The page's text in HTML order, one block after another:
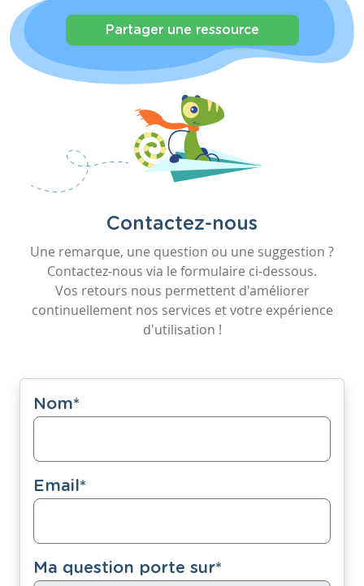
Partager une ressource
Contactez-nous
Une remarque, une question ou une suggestion ?
Contactez-nous via le formulaire ci-dessous.
Vos retours nous permettent d'améliorer
continuellement nos services et votre expérience
d'utilisation !
Nom*
Email*
Ma question porte sur*